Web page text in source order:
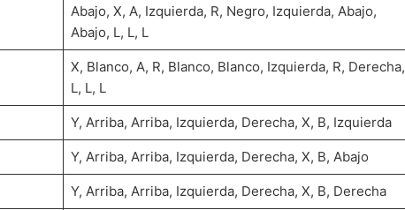
Abajo, X, A, Izquierda, R, Negro, Izquierda, Abajo,
Abajo, L, L, L
X, Blanco, A, R, Blanco, Blanco, Izquierda, R, Derecha,
L, L, L
Y, Arriba, Arriba, Izquierda, Derecha, X, B, Izquierda
Y, Arriba, Arriba, Izquierda, Derecha, X, B, Abajo
Y, Arriba, Arriba, Izquierda, Derecha, X, B, Derecha